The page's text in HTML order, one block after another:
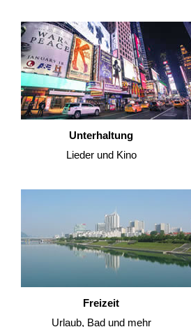
Unterhaltung
Lieder und Kino
Freizeit
Urlaub, Bad und mehr